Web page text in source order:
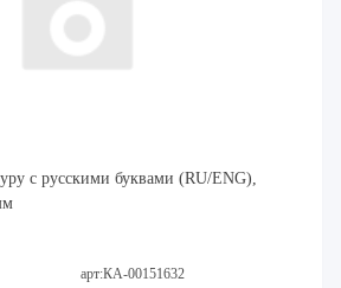
с русскими буквами (RU/ENG),
арт:КА-00151632